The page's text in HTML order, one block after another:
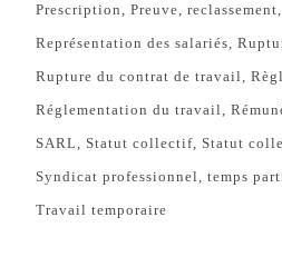
Prescription Preuve reclassement
Représentation des salariés
Rupture du contrat de travail
Réglementation du travail
SARL Statut collectif Statut
Syndicat professionnel temps
Travail temporaire